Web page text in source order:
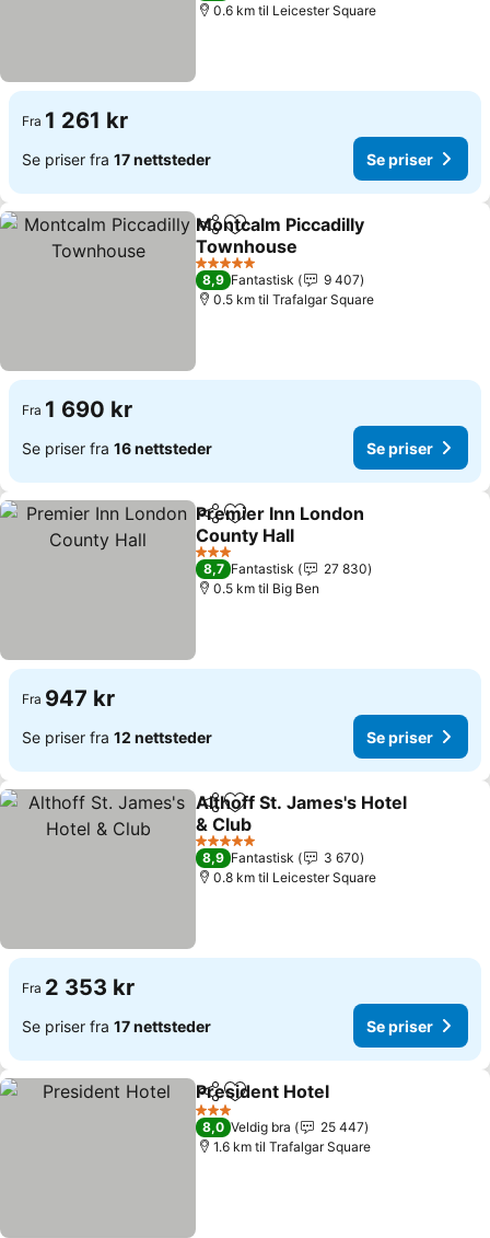
0.6 km til Leicester Square
Fra 1 261 kr
Se priser fra 17 nettsteder Se priser
Del Legg til i favoritter
Montcalm Piccadilly
Townhouse
Se priser
5 Stjerner
8,9 Fantastisk
9 407
0.5 km til Trafalgar Square
Fra 1 690 kr
Se priser fra 16 nettsteder Se priser
Del Legg til i favoritter
Premier Inn London
County Hall
Se priser
3 Stjerner
8,7 Fantastisk
27 830
0.5 km til Big Ben
Fra 947 kr
Se priser fra 12 nettsteder Se priser
Del Legg til i favoritter
Althoff St. James's Hotel
& Club
Se priser
5 Stjerner
8,9 Fantastisk
3 670
0.8 km til Leicester Square
Fra 2 353 kr
Se priser fra 17 nettsteder Se priser
Del Legg til i favoritter
President Hotel
3 Stjerner
8,0 Veldig bra
25 447
1.6 km til Trafalgar Square